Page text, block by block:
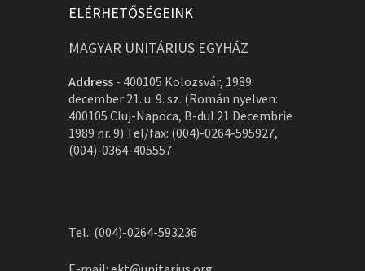
ELÉRHETŐSÉGEINK
MAGYAR UNITÁRIUS EGYHÁZ
Address - 400105 Kolozsvár, 1989.
december 21. u. 9. sz. (Román nyelven:
400105 Cluj-Napoca, B-dul 21 Decembrie
1989 nr. 9) Tel/fax: (004)-0264-595927,
(004)-0364-405557
Tel.: (004)-0264-593236